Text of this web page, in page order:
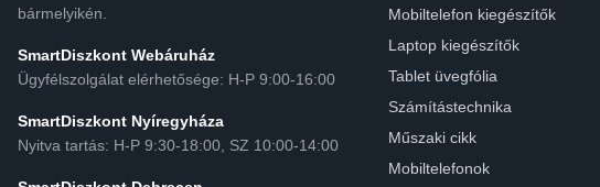
bármelyikén.
SmartDiszkont Webáruház
Ügyfélszolgálat elérhetősége: H-P 9:00-16:00
SmartDiszkont Nyíregyháza
Nyitva tartás: H-P 9:30-18:00, SZ 10:00-14:00
Mobiltelefon kiegészítők
Laptop kiegészítők
Tablet üvegfólia
Számítástechnika
Műszaki cikk
Mobiltelefonok